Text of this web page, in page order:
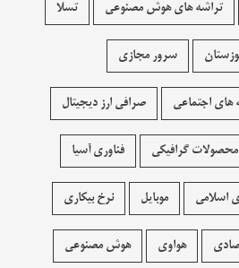
تراشه های هوش مصنوعی تسلا
سرور مجازی
های اجتماعی صرافی ارز دیجیتال
گرافيکی فناوری آسیا
اسلامی موبایل نرخ بیکاری
هواوی هوش مصنوعی